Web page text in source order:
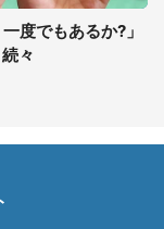
度でもあるか?」
々